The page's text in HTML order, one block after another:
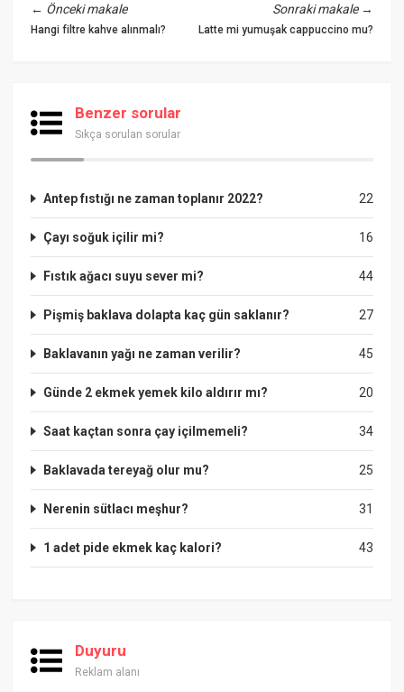
← Önceki makale
Hangi filtre kahve alınmalı?
Sonraki makale→
Latte mi yumuşak cappuccino mu?
Benzer sorular
Sıkça sorulan sorular
22
Antep fıstığı ne zaman toplanır 2022?
16
Çayı soğuk içilir mi?
44
Fıstık ağacı suyu sever mi?
27
Pişmiş baklava dolapta kaç gün saklanır?
45
Baklavanın yağı ne zaman verilir?
20
Günde 2 ekmek yemek kilo aldırır mı?
34
Saat kaçtan sonra çay içilmemeli?
25
Baklavada tereyağ olur mu?
31
Nerenin sütlacı meşhur?
43
1 adet pide ekmek kaç kalori?
Duyuru
Reklam alanı